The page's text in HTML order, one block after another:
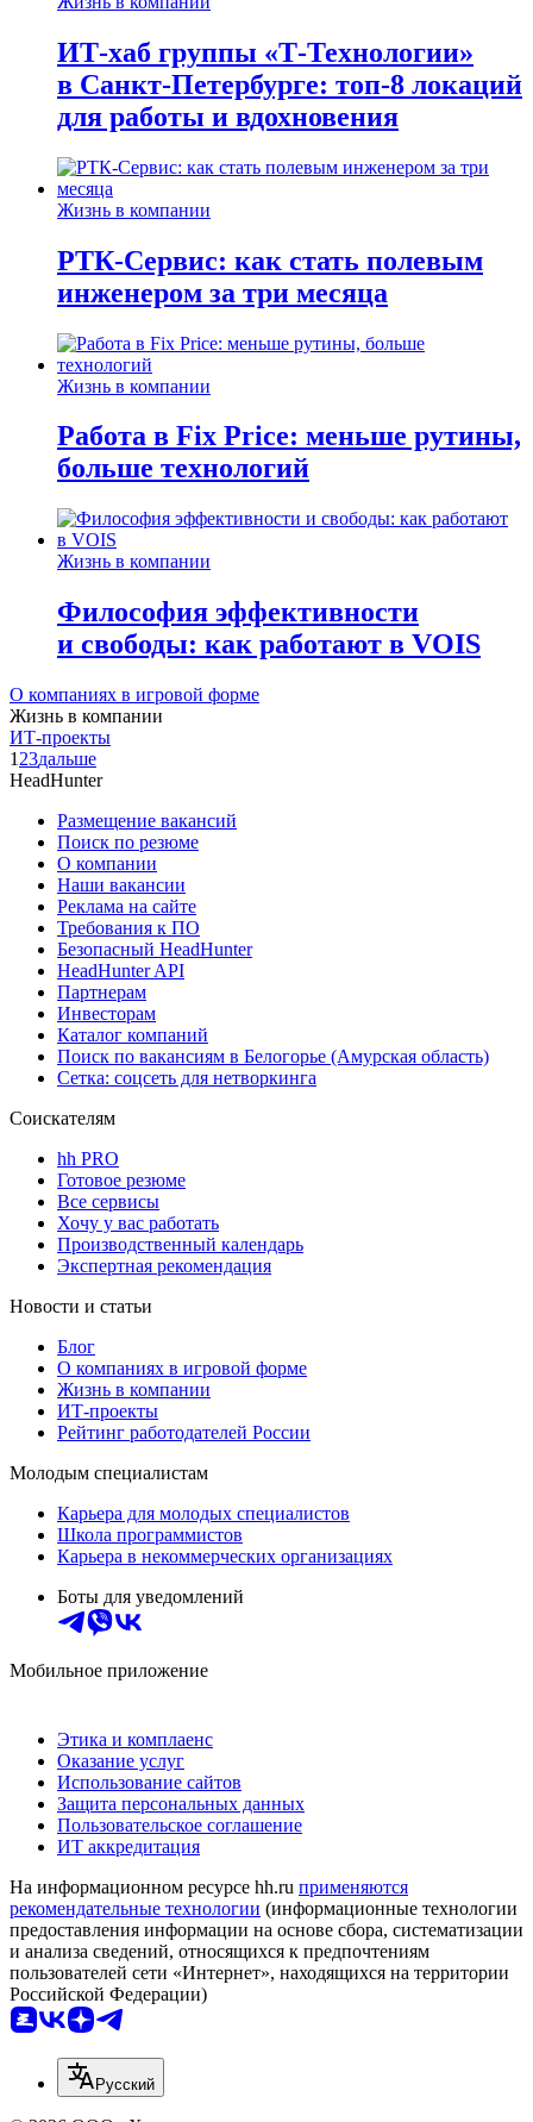
ИТ-хаб группы «Т-Технологии»
в Санкт-Петербурге: топ-8 локаций
для работы и вдохновения
Жизнь в компании
РТК-Сервис: как стать полевым
инженером за три месяца
Жизнь в компании
Работа в Fix Price: меньше рутины,
больше технологий
Жизнь в компании
Философия эффективности
и свободы: как работают в VOIS
О компаниях в игровой форме
Жизнь в компании
ИТ-проекты
1 23дальше
HeadHunter
Размещение вакансий
Поиск по резюме
О компании
Наши вакансии
Реклама на сайте
Требования к ПО
Безопасный HeadHunter
HeadHunter API
Партнерам
Инвесторам
Каталог компаний
Поиск по вакансиям в Белогорье (Амурская область)
Сетка: соцсеть для нетворкинга
Соискателям
hh PRO
Готовое резюме
Все сервисы
Хочу у вас работать
Производственный календарь
Экспертная рекомендация
Новости и статьи
Блог
О компаниях в игровой форме
Жизнь в компании
ИТ-проекты
Рейтинг работодателей России
Молодым специалистам
Карьера для молодых специалистов
Школа программистов
Карьера в некоммерческих организациях
Боты для уведомлений
Мобильное приложение
Этика и комплаенс
Оказание услуг
Использование сайтов
Защита персональных данных
Пользовательское соглашение
ИТ аккредитация
На информационном ресурсе hh.ru применяются
рекомендательные технологии (информационные технологии
предоставления информации на основе сбора, систематизации
и анализа сведений, относящихся к предпочтениям
пользователей сети «Интернет», находящихся на территории
Российской Федерации)
Русский